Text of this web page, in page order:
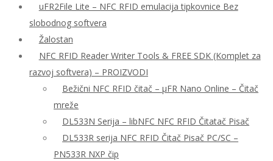
uFR2File Lite – NFC RFID emulacija tipkovnice Bez
slobodnog softvera
Žalostan
NFC RFID Reader Writer Tools & FREE SDK (Komplet za
razvoj softvera) – PROIZVODI
Bežični NFC RFID čitač – μFR Nano Online – Čitač
mreže
DL533N Serija – libNFC NFC RFID Čitatač Pisač
DL533R serija NFC RFID Čitač Pisač PC/SC –
PN533R NXP čip